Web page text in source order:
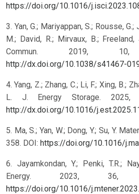
https://doi.org/10.1016/
3. Yan, G.; Mariyappan, S.; Rousse,
M.; David, R.; Mirvaux, B.; Freeland,
Commun. 2019,
http://dx.doi.org/10.1038/s41467-
4. Yang, Z.; Zhang, C.; Li, F.; Xing, B.;
L. J. Energy Storage. 2025,
http://dx.doi.org/10.1016/
5. Ma, S.; Yan, W.; Dong, Y.; Su, Y.
358. DOI: https://doi.org/10.1016/
6. Jayamkondan, Y.; Penki, T.R.;
Energy. 2023, 36,
https://doi.org/10.1016/